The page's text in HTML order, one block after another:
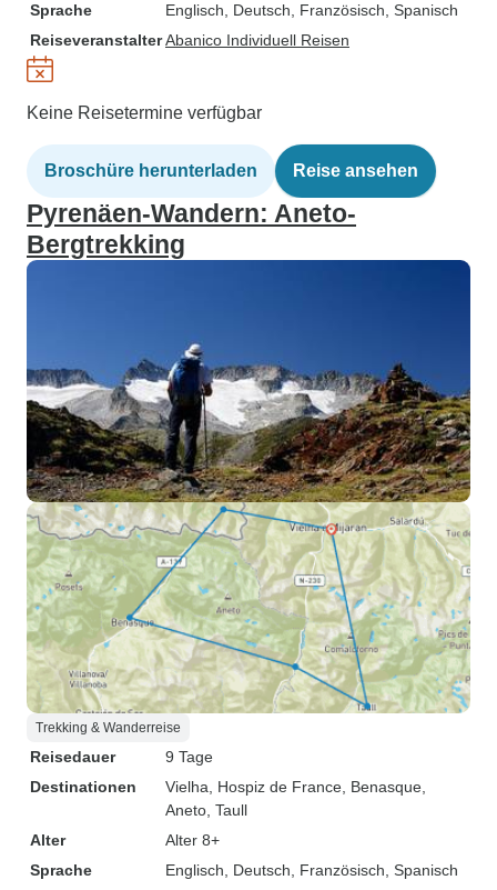
Sprache
Englisch, Deutsch, Französisch, Spanisch
ReiseveranstalterAbanico Individuell Reisen
Keine Reisetermine verfügbar
Broschüre herunterladen Reise ansehen
Pyrenäen-Wandern: Aneto-
Bergtrekking
Trekking & Wanderreise
Reisedauer
9 Tage
Destinationen
Vielha , Hospiz de France , Benasque
Aneto , Taull
Alter
Alter 8+
Sprache
Englisch, Deutsch, Französisch, Spanisch